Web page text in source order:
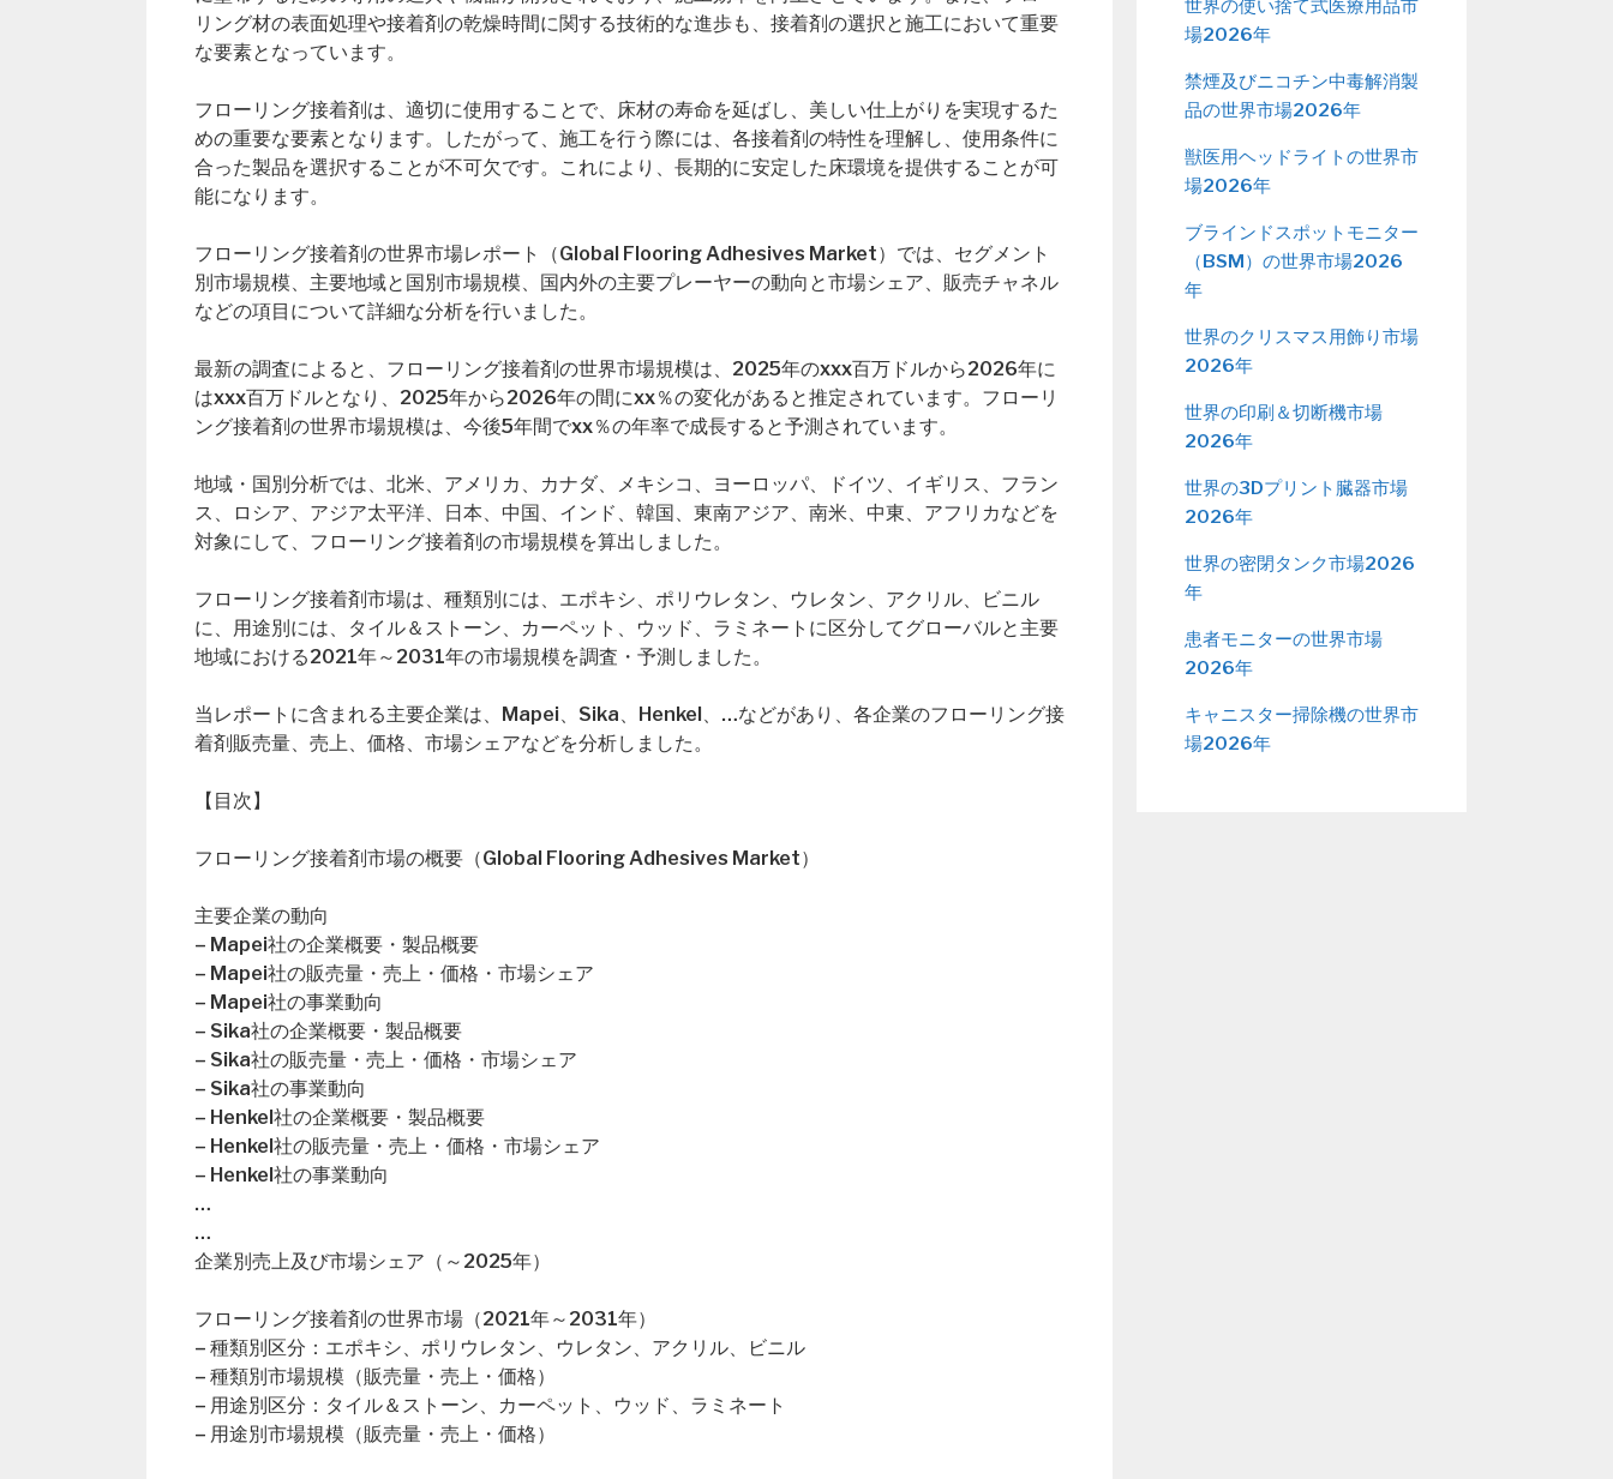
リング材の表面処理や接着剤の乾燥時間に関する技術的な進歩も、接着剤の選択と施工において重要
な要素となっています。
フローリング接着剤は、適切に使用することで、床材の寿命を延ばし、美しい仕上がりを実現するた
めの重要な要素となります。したがって、施工を行う際には、各接着剤の特性を理解し、使用条件に
合った製品を選択することが不可欠です。これにより、長期的に安定した床環境を提供することが可
能になります。
フローリング接着剤の世界市場レポート（Global Flooring Adhesives Market）では、セグメント
別市場規模、主要地域と国別市場規模、国内外の主要プレーヤーの動向と市場シェア、販売チャネル
などの項目について詳細な分析を行いました。
最新の調査によると、フローリング接着剤の世界市場規模は、2025年のxxx百万ドルから2026年に
はxxx百万ドルとなり、2025年から2026年の間にxx％の変化があると推定されています。フローリ
ング接着剤の世界市場規模は、今後5年間でxx％の年率で成長すると予測されています。
地域・国別分析では、北米、アメリカ、カナダ、メキシコ、ヨーロッパ、ドイツ、イギリス、フラン
ス、ロシア、アジア太平洋、日本、中国、インド、韓国、東南アジア、南米、中東、アフリカなどを
対象にして、フローリング接着剤の市場規模を算出しました。
フローリング接着剤市場は、種類別には、エポキシ、ポリウレタン、ウレタン、アクリル、ビニル
に、用途別には、タイル＆ストーン、カーペット、ウッド、ラミネートに区分してグローバルと主要
地域における2021年～2031年の市場規模を調査・予測しました。
当レポートに含まれる主要企業は、Mapei、Sika、Henkel、…などがあり、各企業のフローリング接
着剤販売量、売上、価格、市場シェアなどを分析しました。
【目次】
フローリング接着剤市場の概要（Global Flooring Adhesives Market）
主要企業の動向
– Mapei社の企業概要・製品概要
– Mapei社の販売量・売上・価格・市場シェア
– Mapei社の事業動向
– Sika社の企業概要・製品概要
– Sika社の販売量・売上・価格・市場シェア
– Sika社の事業動向
– Henkel社の企業概要・製品概要
– Henkel社の販売量・売上・価格・市場シェア
– Henkel社の事業動向
…
…
企業別売上及び市場シェア（～2025年）
フローリング接着剤の世界市場（2021年～2031年）
– 種類別区分：エポキシ、ポリウレタン、ウレタン、アクリル、ビニル
– 種類別市場規模（販売量・売上・価格）
– 用途別区分：タイル＆ストーン、カーペット、ウッド、ラミネート
– 用途別市場規模（販売量・売上・価格）
世界の使い捨て式医療用品市
場2026年
禁煙及びニコチン中毒解消製
品の世界市場2026年
獣医用ヘッドライトの世界市
場2026年
ブラインドスポットモニター
（BSM）の世界市場2026
年
世界のクリスマス用飾り市場
2026年
世界の印刷＆切断機市場
2026年
世界の3Dプリント臓器市場
2026年
世界の密閉タンク市場2026
年
患者モニターの世界市場
2026年
キャニスター掃除機の世界市
場2026年